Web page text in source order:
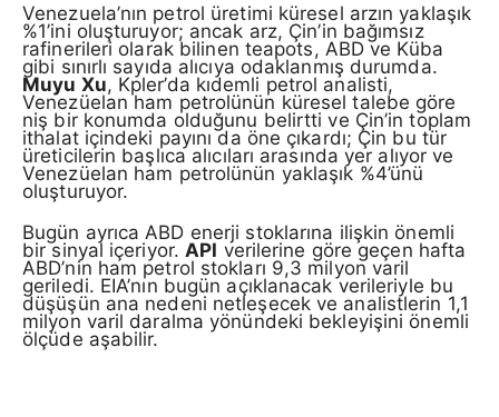
Venezuela’nın petrol üretimi küresel arzın yaklaşık
%1’ini oluşturuyor; ancak arz, Çin’in bağımsız
rafinerileri olarak bilinen teapots, ABD ve Küba
gibi sınırlı sayıda alıcıya odaklanmış durumda.
Muyu Xu, Kpler’da kıdemli petrol analisti,
Venezüelan ham petrolünün küresel talebe göre
niş bir konumda olduğunu belirtti ve Çin’in toplam
ithalat içindeki payını da öne çıkardı; Çin bu tür
üreticilerin başlıca alıcıları arasında yer alıyor ve
Venezüelan ham petrolünün yaklaşık %4’ünü
oluşturuyor.
Bugün ayrıca ABD enerji stoklarına ilişkin önemli
bir sinyal içeriyor. API verilerine göre geçen hafta
ABD’nin ham petrol stokları 9,3 milyon varil
geriledi. EIA’nın bugün açıklanacak verileriyle bu
düşüşün ana nedeni netleşecek ve analistlerin 1,1
milyon varil daralma yönündeki bekleyişini önemli
ölçüde aşabilir.